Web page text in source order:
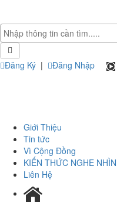
Đăng Ký | Đăng Nhập
Giới Thiệu
Tin tức
Vì Cộng Đồng
KIẾN THỨC NGHE NHÌN
Liên Hệ